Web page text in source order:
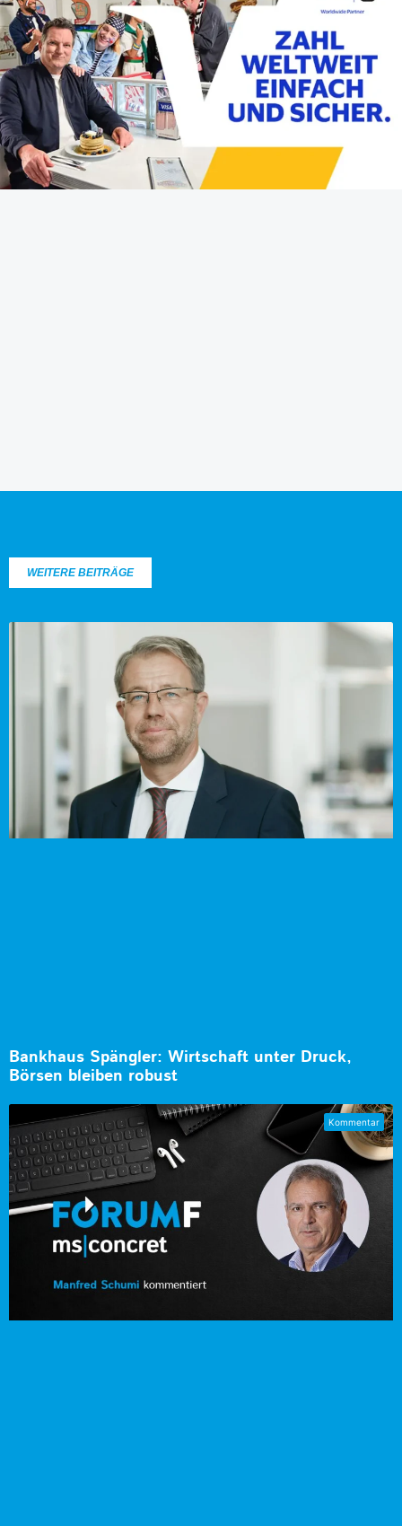
WEITERE BEITRÄGE
Bankhaus Spängler: Wirtschaft unter Druck,
Börsen bleiben robust